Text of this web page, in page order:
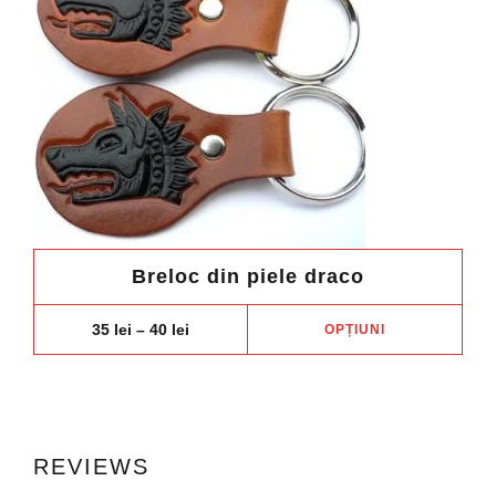
Breloc din piele draco
35 lei – 40 lei
35 lei
OPȚIUNI
REVIEWS